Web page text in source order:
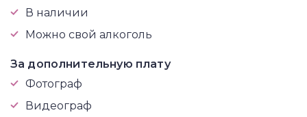
В наличии
Можно свой алкоголь
За дополнительную плату
Фотограф
Видеограф